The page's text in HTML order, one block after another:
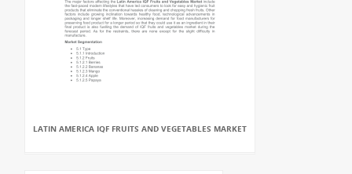
LATIN AMERICA IQF FRUITS AND VEGETABLES MARKET